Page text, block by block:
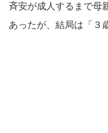
斉安が成人するまで母
あったが、結局は「３